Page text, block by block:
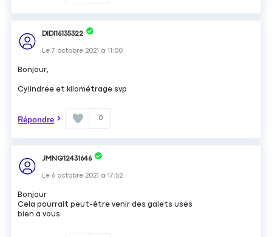
DIDI16135322
Le7 octobre 2021 à11:00
Bonjour,
Cylindrée et kilométrage svp
Répondre 0
JMNG12431646
Le 6 octobre 2021 à17:52
Bonjour
Cela pourrait peut-être venir des galets usés
bien à vous